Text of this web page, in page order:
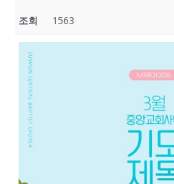
조회 1563